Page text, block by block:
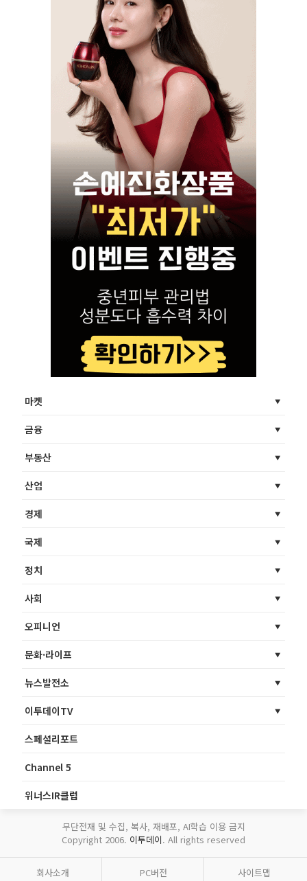
마켓
금융
부동산
산업
경제
국제
정치
사회
오피니언
문화·라이프
뉴스발전소
이투데이TV
스페셜리포트
Channel 5
위너스IR클럽
무단전재 및 수집, 복사, 재배포, AI학습 이용 금지
Copyright 2006. 이투데이. All rights reserved
회사소개 PC버전 사이트맵